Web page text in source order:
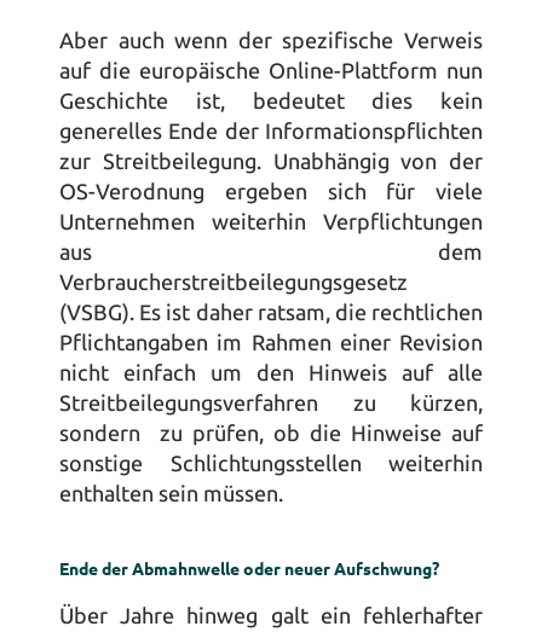
Aber auch wenn der spezifische Verweis
auf die europäische Online-Plattform nun
Geschichte ist, bedeutet dies kein
generelles Ende der Informationspflichten
zur Streitbeilegung. Unabhängig von der
OS-Verodnung ergeben sich für viele
Unternehmen weiterhin Verpflichtungen
aus dem
Verbraucherstreitbeilegungsgesetz
(VSBG). Es ist daher ratsam, die rechtlichen
Pflichtangaben im Rahmen einer Revision
nicht einfach um den Hinweis auf alle
Streitbeilegungsverfahren zu kürzen,
sondern  zu prüfen, ob die Hinweise auf
sonstige Schlichtungsstellen weiterhin
enthalten sein müssen.
Ende der Abmahnwelle oder neuer Aufschwung?
Über Jahre hinweg galt ein fehlerhafter